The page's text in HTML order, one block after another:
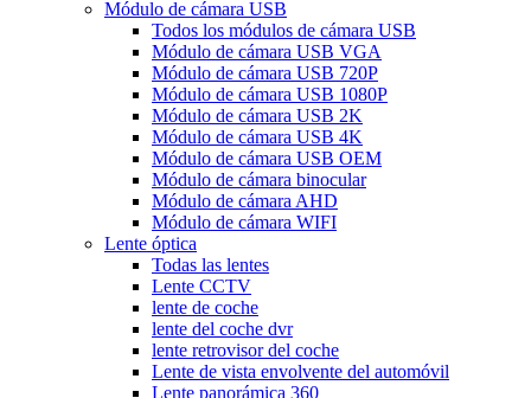
Módulo de cámara USB
Todos los módulos de cámara USB
Módulo de cámara USB VGA
Módulo de cámara USB 720P
Módulo de cámara USB 1080P
Módulo de cámara USB 2K
Módulo de cámara USB 4K
Módulo de cámara USB OEM
Módulo de cámara binocular
Módulo de cámara AHD
Módulo de cámara WIFI
Lente óptica
Todas las lentes
Lente CCTV
lente de coche
lente del coche dvr
lente retrovisor del coche
Lente de vista envolvente del automóvil
Lente panorámica 360